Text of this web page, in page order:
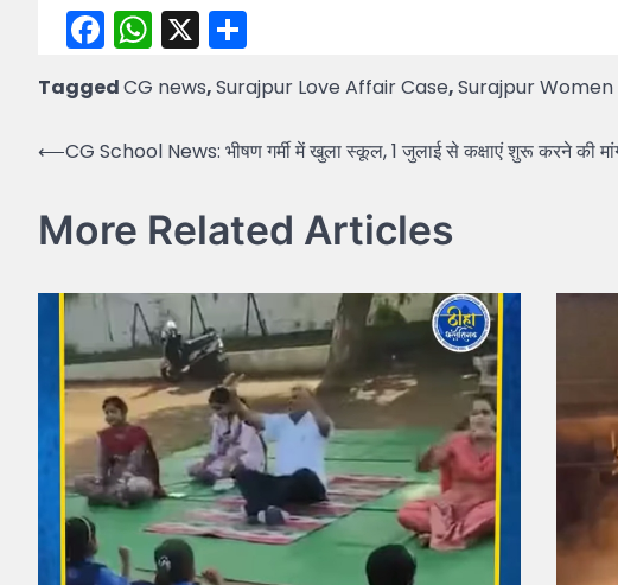
Facebook
WhatsApp
X
TaggedCG news,Surajpur Love Affair Case,Surajpur
Post
⟵CG School News: भीषण गर्मी में खुला स्कूल, 1 जुलाई से कक्षाएं शुरू करने की
More Related Articles